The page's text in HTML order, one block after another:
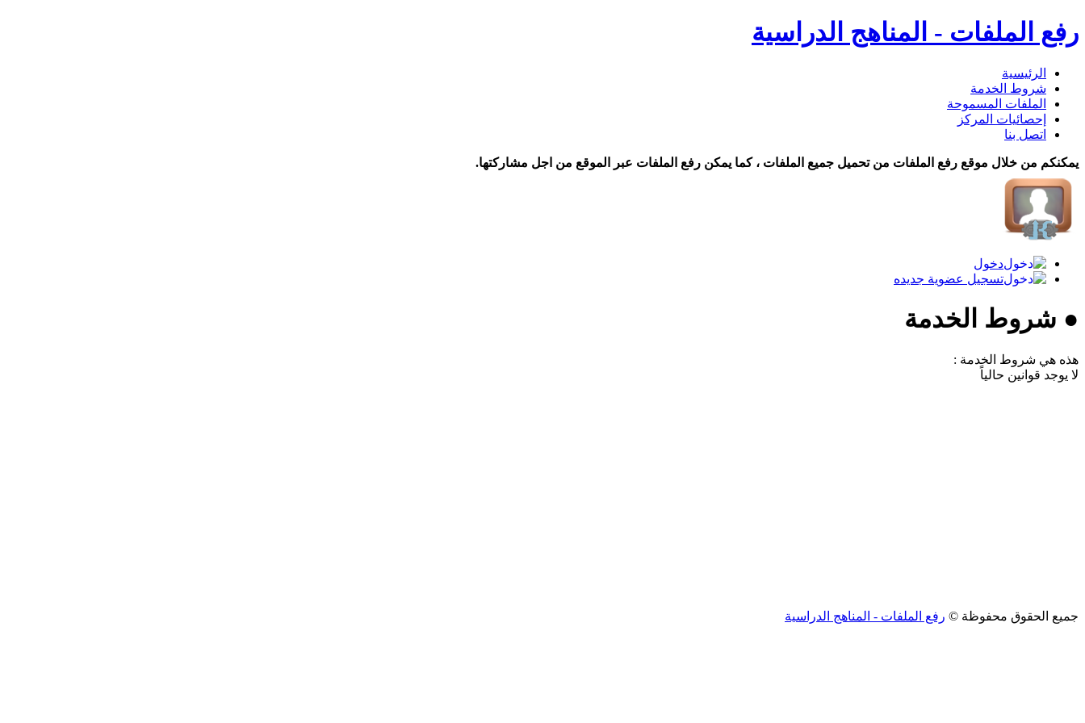
رفع الملفات - المناهج الدراسية
الرئيسية
شروط الخدمة
الملفات المسموحة
إحصائيات المركز
اتصل بنا
يمكنكم من خلال موقع رفع الملفات من تحميل جميع الملفات ، كما يمكن رفع الملفات عبر الموقع من اجل مشاركتها.
دخول
تسجيل عضوية جديده
● شروط الخدمة
هذه هي شروط الخدمة :
لا يوجد قوانين حالياً
جميع الحقوق محفوظة © رفع الملفات - المناهج الدراسية